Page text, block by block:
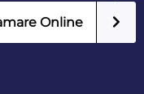
Online